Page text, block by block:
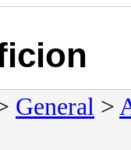
General >